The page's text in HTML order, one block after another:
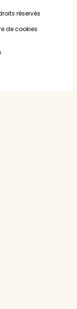
réservés
de cookies